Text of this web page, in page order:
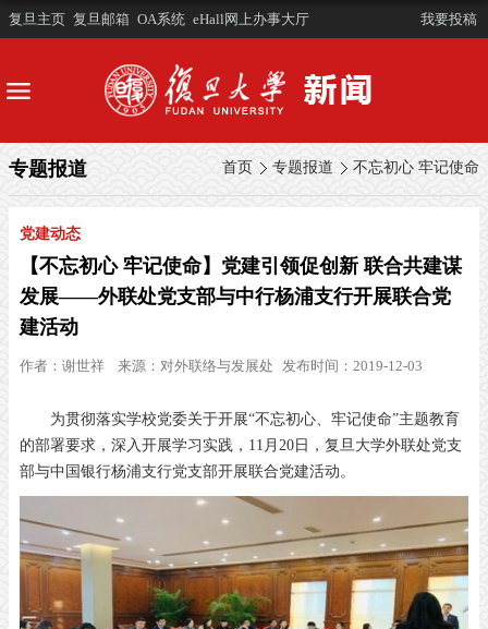
复旦主页 复旦邮箱 OA系统 eHall网上办事大厅 我要投稿
首页 专题报道 不忘初心 牢记使命
专题报道
党建动态
【不忘初心 牢记使命】党建引领促创新 联合共建谋
发展——外联处党支部与中行杨浦支行开展联合党
建活动
作者： 谢世祥 来源： 对外联络与发展处 发布时间：2019-12-03
为贯彻落实学校党委关于开展“不忘初心、牢记使命”主题教育
的部署要求，深入开展学习实践，11月20日，复旦大学外联处党支
部与中国银行杨浦支行党支部开展联合党建活动。